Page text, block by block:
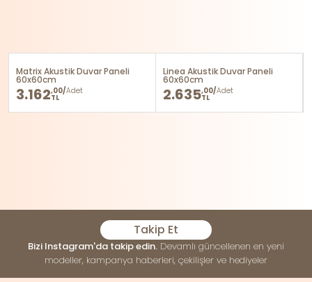
Matrix Akustik Duvar Paneli
60x60cm
3.162,00/Adet
TL
Linea Akustik Duvar Paneli
60x60cm
2.635,00/Adet
TL
Takip Et
Bizi Instagram'da takip edin. Devamlı güncellenen en yeni
modeller, kampanya haberleri, çekilişler ve hediyeler